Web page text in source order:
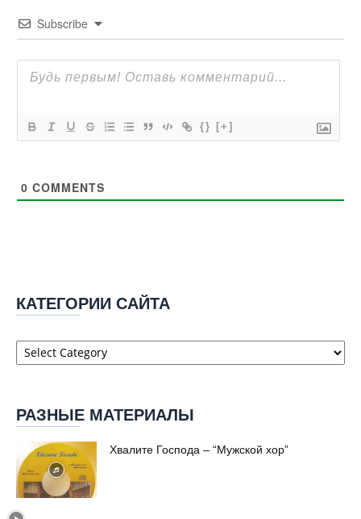
Subscribe
{} [+]
0 COMMENTS
КАТЕГОРИИ САЙТА
Категории
сайта
РАЗНЫЕ МАТЕРИАЛЫ
Хвалите Господа – “Мужской хор”